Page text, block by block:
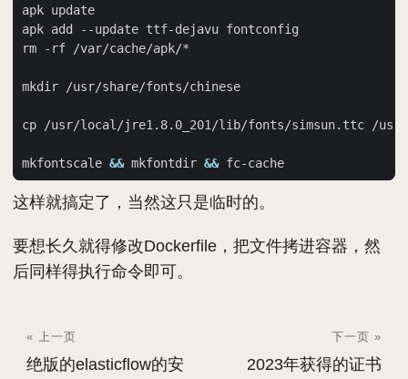
mkfontscale && mkfontdir &&
这样就搞定了，当然这只是临时的。
要想长久就得修改Dockerfile，把文件拷进容器，然
后同样得执行命令即可。
« 上一页
绝版的elasticflow的安
下一页 »
2023年获得的证书